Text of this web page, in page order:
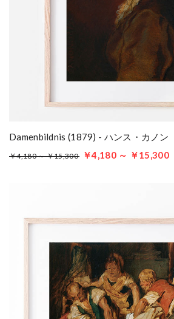
Damenbildnis (1879) - ハンス・カノン
￥4,180 ～ ￥15,300 ￥4,180 ～ ￥15,300